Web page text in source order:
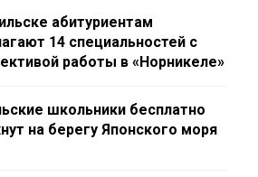
абитуриентам
14 специальностей с
работы в «Норникеле»
школьники бесплатно
на берегу Японского моря